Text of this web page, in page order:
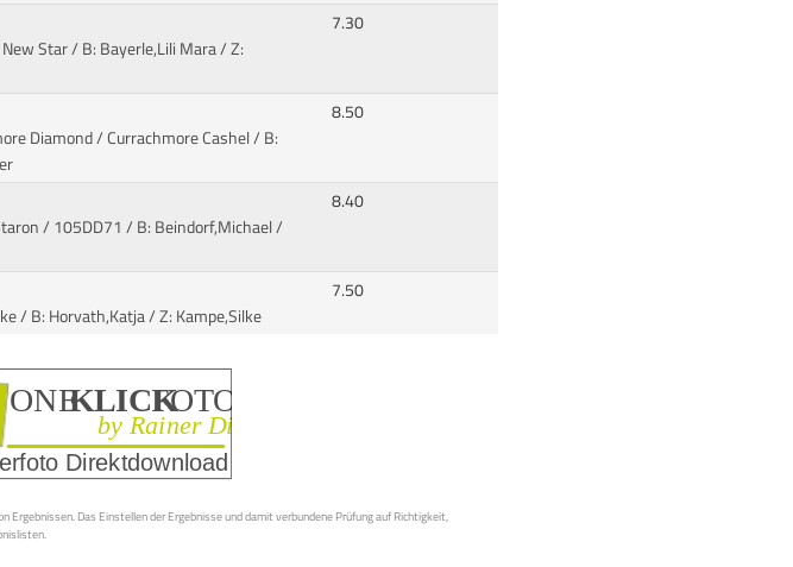
Star/ B: Bayerle,Lili Mara / Z:
7.30
Diamond / Currachmore Cashel/ B:
8.50
/ 105DD71 / B: Beindorf,Michael /
8.40
/ B: Horvath,Katja / Z: Kampe,Silke
7.50
Das Einstellen der Ergebnisse und damit verbundene Prüfung auf Richtigkeit,